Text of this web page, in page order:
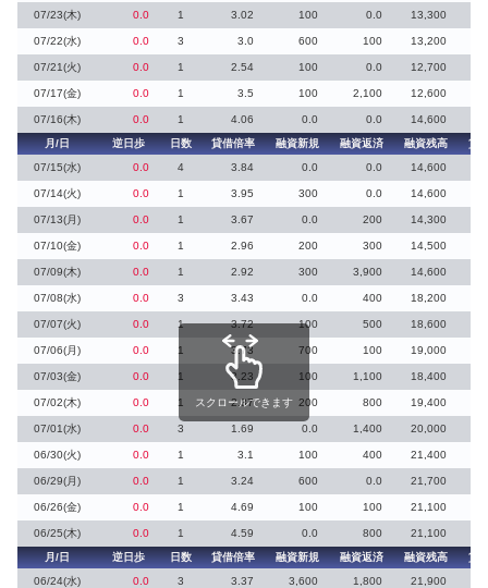
07/23(木) 0.0 1 3.02 100 0.0 13,300
07/22(水) 0.0 3 3.0 600 100 13,200
07/21(火) 0.0 1 2.54 100 0.0 12,700
07/17(金) 0.0 1 3.5 100 2,100 12,600
07/16(木) 0.0 1 4.06 0.0 0.0
14,600
月/日
逆日歩 日数 貸借倍率 融資新規 融資返済 融資残高
貸
07/15(水)
0.0 4 3.84 0.0 0.0 14,600
07/14(火) 0.0 1 3.95 300 0.0 14,600
07/13(月) 0.0 1 3.67 0.0 200 14,300
07/10(金) 0.0 1 2.96 200 300 14,500
07/09(木) 0.0 1 2.92 300 3,900 14,600
07/08(水) 0.0 3 3.43 0.0 400 18,200
07/07(火) 0.0 1 3.72 100 500 18,600
07/06(月) 0.0 1 3.73 700 100 19,000
07/03(金) 0.0 1 3.23 100 1,100 18,400
07/02(木) 0.0 1 2.37 200 800 19,400
07/01(水) 0.0 3 1.69 0.0 1,400 20,000
06/30(火) 0.0 1 3.1 100 400 21,400
06/29(月) 0.0 1 3.24 600 0.0 21,700
06/26(金) 0.0 1 4.69 100 100 21,100
06/25(木) 0.0 1 4.59 0.0 800
21,100
月/日
逆日歩 日数 貸借倍率 融資新規 融資返済 融資残高
貸
06/24(水)
0.0 3 3.37 3,600 1,800 21,900
スクロールできます